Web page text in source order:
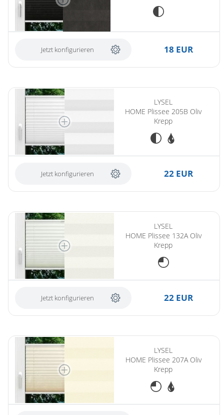
Jetzt konfigurieren 18 EUR
LYSEL
HOME Plissee 205B Oliv
Krepp
Jetzt konfigurieren 22 EUR
LYSEL
HOME Plissee 132A Oliv
Krepp
Jetzt konfigurieren 22 EUR
LYSEL
HOME Plissee 207A Oliv
Krepp